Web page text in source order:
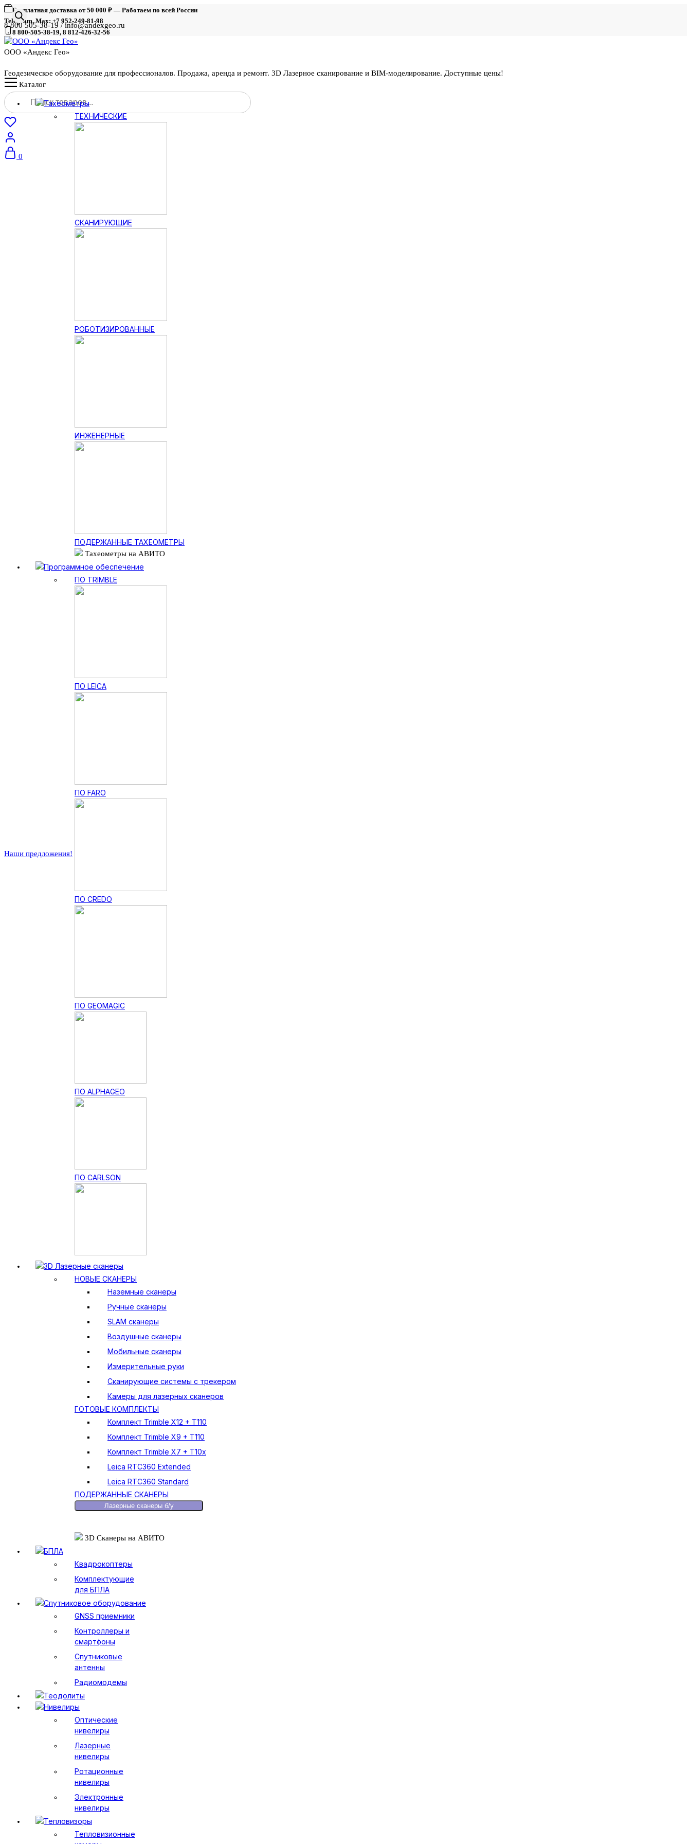
Бесплатная доставка от 50 000 ₽ — Работаем по всей России
Telegram, Max: +7 952-249-81-98
8 800-505-38-19, 8 812-426-32-56
8 800 505-38-19 / info@andexgeo.ru
ООО «Андекс Гео»
Геодезическое оборудование для профессионалов. Продажа, аренда и ремонт. 3D Лазерное сканирование и BIM-моделирование. Доступные цены!
Поиск
товаров
0
Наши предложения!
Каталог
Тахеометры
ТЕХНИЧЕСКИЕ
СКАНИРУЮЩИЕ
РОБОТИЗИРОВАННЫЕ
ИНЖЕНЕРНЫЕ
ПОДЕРЖАННЫЕ ТАХЕОМЕТРЫ
Тахеометры на АВИТО
Программное обеспечение
ПО TRIMBLE
ПО LEICA
ПО FARO
ПО CREDO
ПО GEOMAGIC
ПО ALPHAGEO
ПО CARLSON
3D Лазерные сканеры
НОВЫЕ СКАНЕРЫ
Наземные сканеры
Ручные сканеры
SLAM сканеры
Воздушные сканеры
Мобильные сканеры
Измерительные руки
Сканирующие системы с трекером
Камеры для лазерных сканеров
ГОТОВЫЕ КОМПЛЕКТЫ
Комплект Trimble X12 + T110
Комплект Trimble X9 + T110
Комплект Trimble X7 + T10x
Leica RTC360 Extended
Leica RTC360 Standard
ПОДЕРЖАННЫЕ СКАНЕРЫ
Лазерные сканеры б/у
3D Сканеры на АВИТО
БПЛА
Квадрокоптеры
Комплектующие
для БПЛА
Спутниковое оборудование
GNSS приемники
Контроллеры и
смартфоны
Спутниковые
антенны
Радиомодемы
Теодолиты
Нивелиры
Оптические
нивелиры
Лазерные
нивелиры
Ротационные
нивелиры
Электронные
нивелиры
Тепловизоры
Тепловизионные